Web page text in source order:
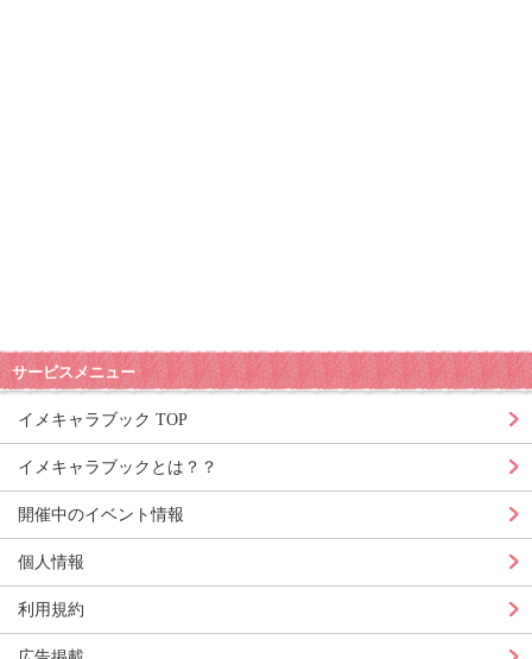
サービスメニュー
イメキャラブック TOP
イメキャラブックとは？？
開催中のイベント情報
個人情報
利用規約